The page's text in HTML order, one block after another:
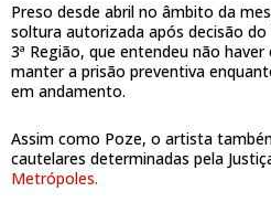
Preso desde abril no âmbito da
soltura autorizada após decisão do
3ª Região, que entendeu não
manter a prisão preventiva
em andamento.
Assim como Poze, o artista
cautelares determinadas pela
Metrópoles.